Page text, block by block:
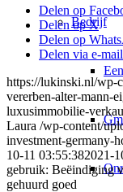
Bedrijf
Delen op
Delen op X
Delen op
Delen via e-mail
https://lukinski.nl/wp-
vererben-alter-mann-
luxusimmobilie-
Laura /wp-content/
investment-germany-
10-11 03:55:382021-
gebruik: Beëindiging
gehuurd goed